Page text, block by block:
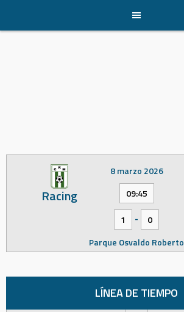
content
Racing
8 marzo 2026
09:45
1 -
0
Parque Osvaldo Roberto
LÍNEA DE TIEMPO